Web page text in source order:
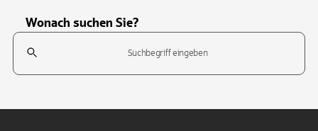
Wonach suchen Sie?
Suchfeld